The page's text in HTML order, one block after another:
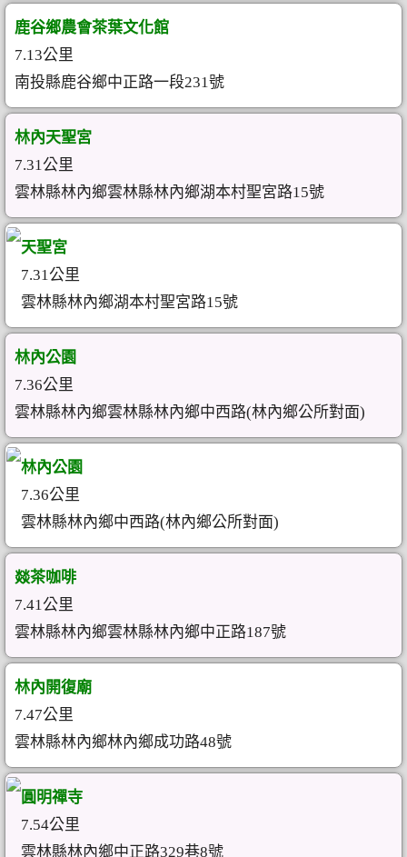
鹿谷鄉農會茶葉文化館
7.13公里
南投縣鹿谷鄉中正路一段231號
林內天聖宮
7.31公里
雲林縣林內鄉雲林縣林內鄉湖本村聖宮路15號
天聖宮
7.31公里
雲林縣林內鄉湖本村聖宮路15號
林內公園
7.36公里
雲林縣林內鄉雲林縣林內鄉中西路(林內鄉公所對面)
林內公園
7.36公里
雲林縣林內鄉中西路(林內鄉公所對面)
燚茶咖啡
7.41公里
雲林縣林內鄉雲林縣林內鄉中正路187號
林內開復廟
7.47公里
雲林縣林內鄉林內鄉成功路48號
圓明禪寺
7.54公里
雲林縣林內鄉中正路329巷8號